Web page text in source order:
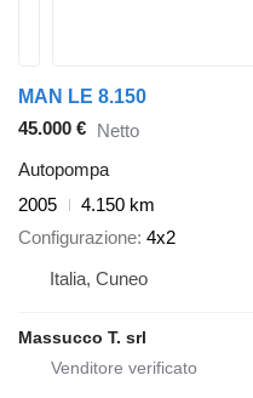
MAN LE 8.150
45.000 € Netto
Autopompa
2005
4.150 km
Configurazione 4x2
Italia, Cuneo
Massucco T. srl